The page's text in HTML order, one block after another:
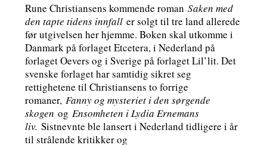
Rune Christiansens kommende roman Saken med
den tapte tidens innfaller solgt til tre land allerede
før utgivelsen her hjemme. Boken skal utkomme i
Danmark på forlaget Etcetera, i Nederland på
forlaget Oevers og i Sverige på forlaget Lil’lit. Det
svenske forlaget har samtidig sikret seg
rettighetene til Christiansens to forrige
romaner, Fanny og mysteriet i den sørgende
skogen og Ensomheten i Lydia Ernemans
liv. Sistnevnte ble lansert i Nederland tidligere i år
til strålende kritikker og